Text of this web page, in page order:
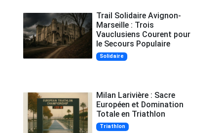
Trail Solidaire Avignon-
Marseille : Trois
Vauclusiens Courent pour
le Secours Populaire
Solidaire
Milan Larivière : Sacre
Européen et Domination
Totale en Triathlon
Triathlon